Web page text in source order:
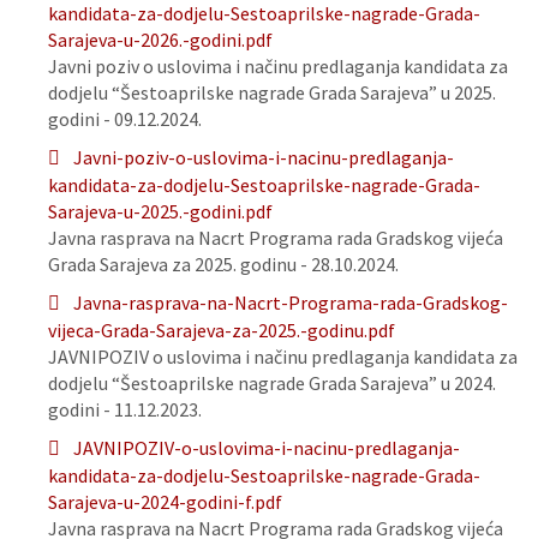
kandidata-za-dodjelu-Sestoaprilske-nagrade-Grada-
Sarajeva-u-2026.-godini.pdf
Javni poziv o uslovima i načinu predlaganja kandidata za
dodjelu “Šestoaprilske nagrade Grada Sarajeva” u 2025.
godini - 09.12.2024.
Javni-poziv-o-uslovima-i-nacinu-predlaganja-
kandidata-za-dodjelu-Sestoaprilske-nagrade-Grada-
Sarajeva-u-2025.-godini.pdf
Javna rasprava na Nacrt Programa rada Gradskog vijeća
Grada Sarajeva za 2025. godinu - 28.10.2024.
Javna-rasprava-na-Nacrt-Programa-rada-Gradskog-
vijeca-Grada-Sarajeva-za-2025.-godinu.pdf
JAVNIPOZIV o uslovima i načinu predlaganja kandidata za
dodjelu “Šestoaprilske nagrade Grada Sarajeva” u 2024.
godini - 11.12.2023.
JAVNIPOZIV-o-uslovima-i-nacinu-predlaganja-
kandidata-za-dodjelu-Sestoaprilske-nagrade-Grada-
Sarajeva-u-2024-godini-f.pdf
Javna rasprava na Nacrt Programa rada Gradskog vijeća